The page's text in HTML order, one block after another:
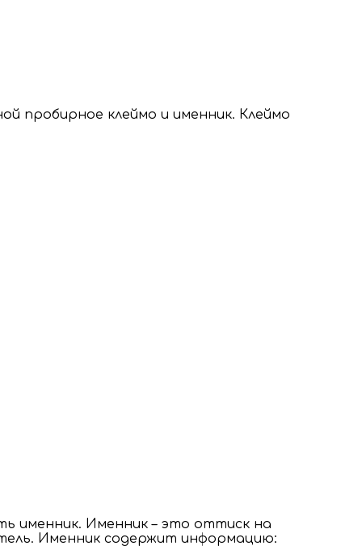
пробирное клеймо и именник. Клеймо
именник. Именник – это оттиск на
Именник содержит информацию: